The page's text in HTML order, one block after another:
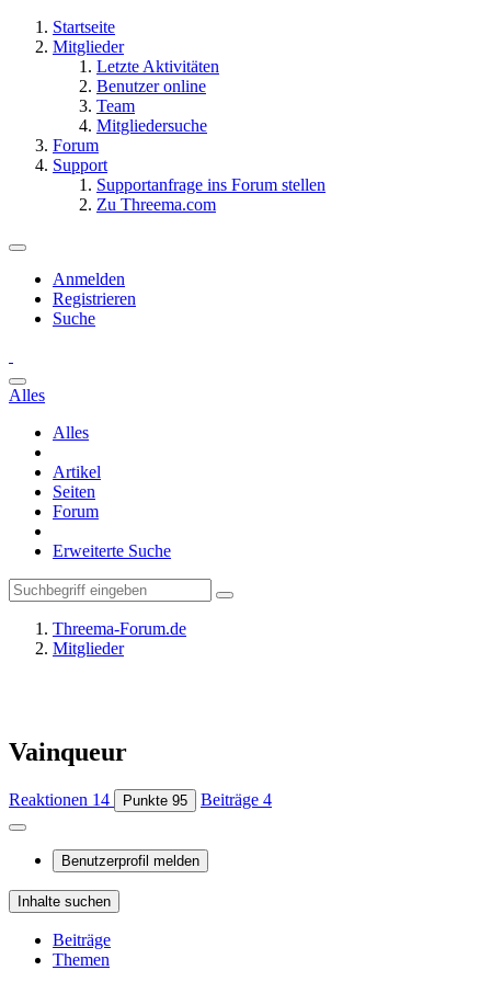
Startseite
Mitglieder
Letzte Aktivitäten
Benutzer online
Team
Mitgliedersuche
Forum
Support
Supportanfrage ins Forum stellen
Zu Threema.com
Anmelden
Registrieren
Suche
Alles
Alles
Artikel
Seiten
Forum
Erweiterte Suche
Threema-Forum.de
Mitglieder
Vainqueur
Reaktionen 14 Punkte 95 Beiträge 4
Benutzerprofil melden
Inhalte suchen
Beiträge
Themen